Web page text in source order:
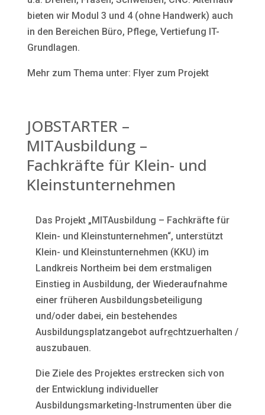
bieten wir Modul 3 und 4 (ohne Handwerk) auch
in den Bereichen Büro, Pflege, Vertiefung IT-
Grundlagen.
Mehr zum Thema unter: Flyer zum Projekt
JOBSTARTER –
MITAusbildung –
Fachkräfte für Klein- und
Kleinstunternehmen
Das Projekt „MITAusbildung – Fachkräfte für
Klein- und Kleinstunternehmen“, unterstützt
Klein- und Kleinstunternehmen (KKU) im
Landkreis Northeim bei dem erstmaligen
Einstieg in Ausbildung, der Wiederaufnahme
einer früheren Ausbildungsbeteiligung
und/oder dabei, ein bestehendes
Ausbildungsplatzangebot aufrechtzuerhalten /
auszubauen.
Die Ziele des Projektes erstrecken sich von
der Entwicklung individueller
Ausbildungsmarketing-Instrumenten über die